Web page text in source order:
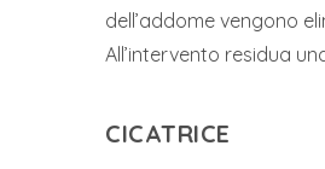
dell’addome vengono
All’intervento residua
CICATRICE